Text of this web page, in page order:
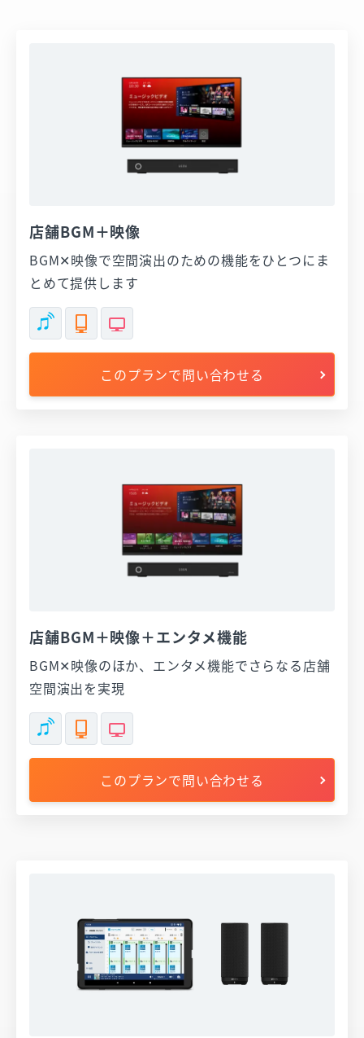
店舗BGM＋映像
BGM✕映像で空間演出のための機能をひとつにま
とめて提供します
このプランで問い合わせる
店舗BGM＋映像＋エンタメ機能
BGM✕映像のほか、エンタメ機能でさらなる店舗
空間演出を実現
このプランで問い合わせる